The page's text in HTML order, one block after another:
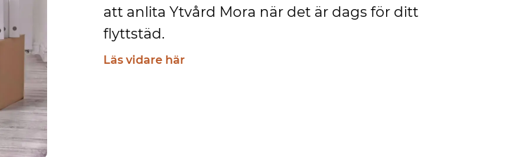
att anlita Ytvård Mora när det är dags för ditt
flyttstäd.
Läs vidare här